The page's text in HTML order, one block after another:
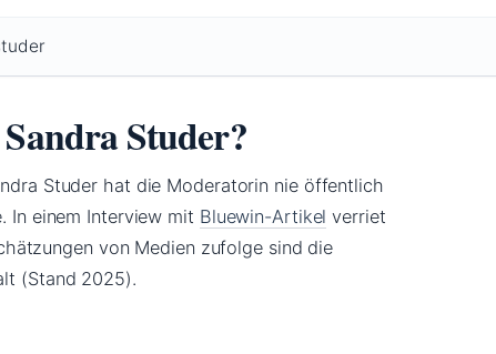
Studer?
Studer hat die Moderatorin nie öffentlich
In einem Interview mit Bluewin-Artikel verriet
von Medien zufolge sind die
(Stand 2025).